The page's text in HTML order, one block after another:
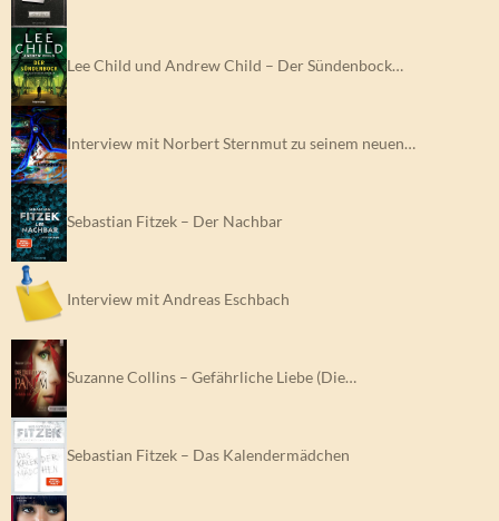
Lee Child und Andrew Child – Der Sündenbock…
Interview mit Norbert Sternmut zu seinem neuen…
Sebastian Fitzek – Der Nachbar
Interview mit Andreas Eschbach
Suzanne Collins – Gefährliche Liebe (Die…
Sebastian Fitzek – Das Kalendermädchen